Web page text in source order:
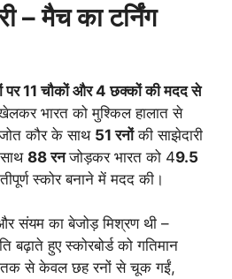
– मैच का टर्निंग
पर 11 चौकों और 4 छक्कों की मदद से
खेलकर भारत को मुश्किल हालात से
कौर के साथ 51 रनोंकी साझेदारी
88 रनजोड़कर भारत को 49.5
स्कोर बनाने में मदद की।
संयम का बेजोड़ मिश्रण थी –
बढ़ाते हुए स्कोरबोर्ड को गतिमान
से केवल छह रनों से चूक गईं,